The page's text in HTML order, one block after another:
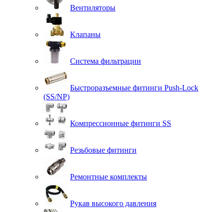
Вентиляторы
Клапаны
Система фильтрации
Быстроразъемные фитинги Push-Lock
(SS/NP)
Компрессионные фитинги SS
Резьбовые фитинги
Ремонтные комплекты
Рукав высокого давления